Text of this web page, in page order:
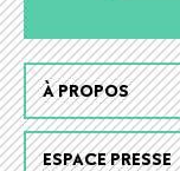
Footer
menu
À PROPOS
ESPACE PRESSE